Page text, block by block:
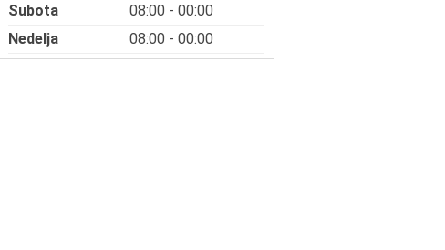
Subota
08:00 - 00:00
Nedelja
08:00 - 00:00